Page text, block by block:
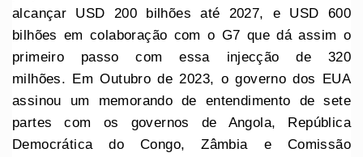
alcançar USD 200 bilhões até 2027, e USD 600
bilhões em colaboração com o G7 que dá assim o
primeiro passo com essa injecção de 320
milhões. Em Outubro de 2023, o governo dos EUA
assinou um memorando de entendimento de sete
partes com os governos de Angola, República
Democrática do Congo, Zâmbia e Comissão